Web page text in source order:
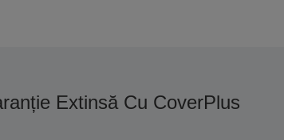
Extinsă Cu CoverPlus